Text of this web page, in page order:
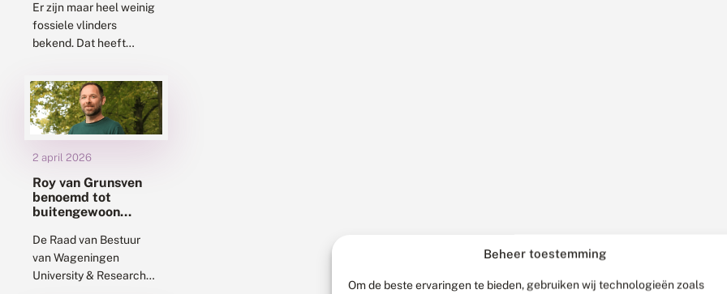
Beheer toestemming
Om de beste ervaringen te bieden, gebruiken wij technologieën zoals
Er zijn maar heel weinig
fossiele vlinders
bekend. Dat heeft
die te maken hebben
met zowel hun bouw als
de omstandigheden
waarin fossielen...
2 april 2026
Roy van Grunsven
benoemd tot
buitengewoon
Resilience of Insect
Populations under
Climate Change
De Raad van Bestuur
van Wageningen
University & Research